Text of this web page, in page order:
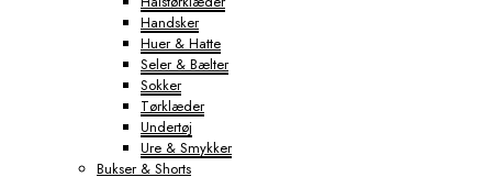
Handsker
Huer & Hatte
Seler & Bælter
Sokker
Tørklæder
Undertøj
Ure & Smykker
Bukser & Shorts